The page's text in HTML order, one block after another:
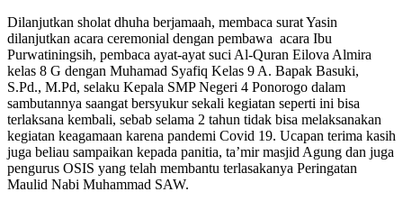
Dilanjutkan sholat dhuha berjamaah, membaca surat Yasin
dilanjutkan acara ceremonial dengan pembawa acara Ibu
Purwatiningsih, pembaca ayat-ayat suci Al-Quran Eilova Almira
kelas 8 G dengan Muhamad Syafiq Kelas 9 A. Bapak Basuki,
S.Pd., M.Pd, selaku Kepala SMP Negeri 4 Ponorogo dalam
sambutannya saangat bersyukur sekali kegiatan seperti ini bisa
terlaksana kembali, sebab selama 2 tahun tidak bisa melaksanakan
kegiatan keagamaan karena pandemi Covid 19. Ucapan terima kasih
juga beliau sampaikan kepada panitia, ta’mir masjid Agung dan juga
pengurus OSIS yang telah membantu terlasakanya Peringatan
Maulid Nabi Muhammad SAW.